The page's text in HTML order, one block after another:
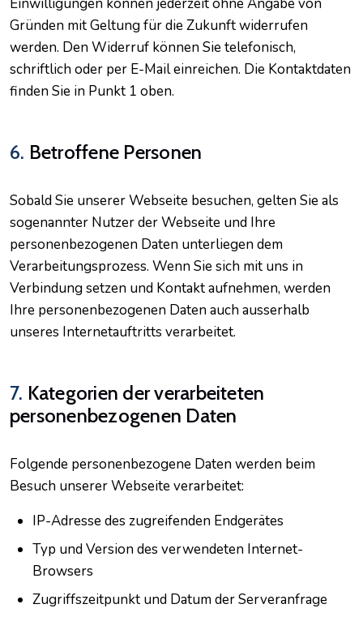
Gründen mit Geltung für die Zukunft widerrufen
werden. Den Widerruf können Sie telefonisch,
schriftlich oder per E-Mail einreichen. Die Kontaktdaten
finden Sie in Punkt 1 oben.
6. Betroffene Personen
Sobald Sie unserer Webseite besuchen, gelten Sie als
sogenannter Nutzer der Webseite und Ihre
personenbezogenen Daten unterliegen dem
Verarbeitungsprozess. Wenn Sie sich mit uns in
Verbindung setzen und Kontakt aufnehmen, werden
Ihre personenbezogenen Daten auch ausserhalb
unseres Internetauftritts verarbeitet.
7. Kategorien der verarbeiteten
personenbezogenen Daten
Folgende personenbezogene Daten werden beim
Besuch unserer Webseite verarbeitet:
IP-Adresse des zugreifenden Endgerätes
Typ und Version des verwendeten Internet-
Browsers
Zugriffszeitpunkt und Datum der Serveranfrage